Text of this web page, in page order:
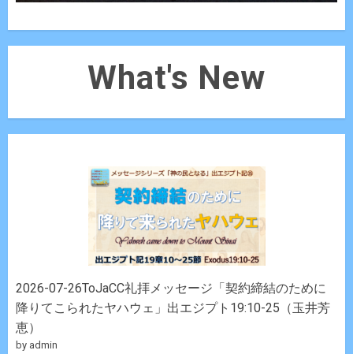
What's New
2026-07-26ToJaCC礼拝メッセージ「契約締結のために
降りてこられたヤハウェ」出エジプト19:10-25（玉井芳
恵）
by admin